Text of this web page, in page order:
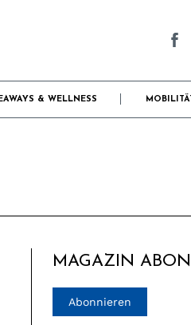
& WELLNESS
MAGAZIN
Abonnieren